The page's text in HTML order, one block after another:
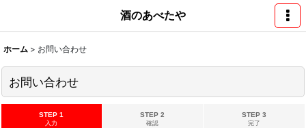
酒のあべたや
ホーム > お問い合わせ
お問い合わせ
STEP 1
入力
STEP 2
確認
STEP 3
完了